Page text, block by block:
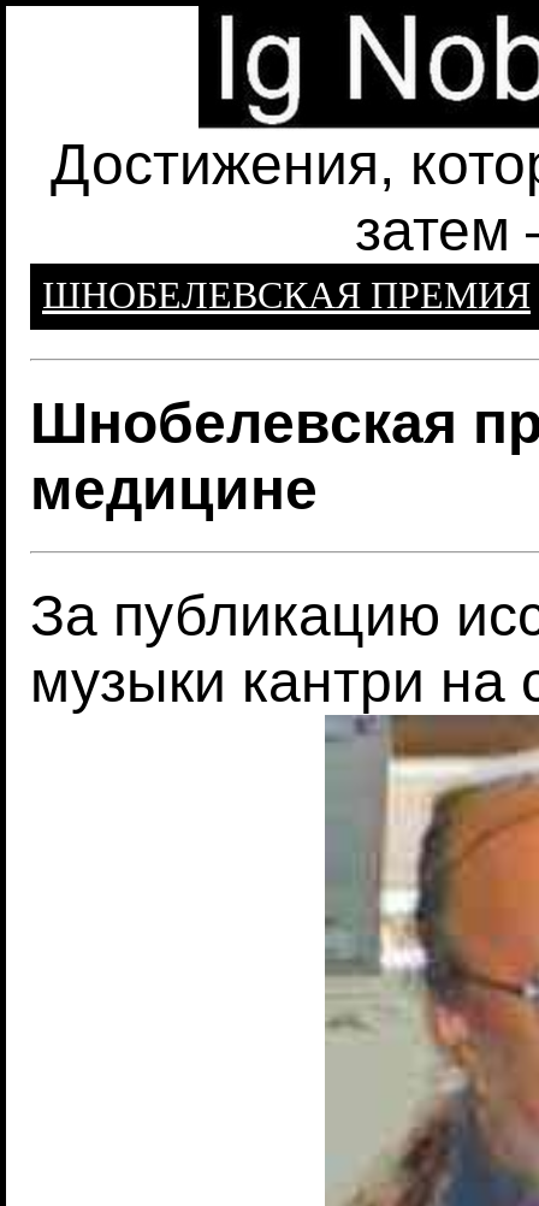
Достижения,
затем
ШНОБЕЛЕВСКАЯ ПРЕМИЯ
Шнобелевская
медицине
За публикацию
музыки кантри на